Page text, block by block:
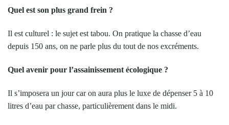
Quel est son plus grand frein ?
Il est culturel : le sujet est tabou. On pratique la chasse d’eau
depuis 150 ans, on ne parle plus du tout de nos excréments.
Quel avenir pour l’assainissement écologique ?
Il s’imposera un jour car on aura plus le luxe de dépenser 5 à 10
litres d’eau par chasse, particulièrement dans le midi.